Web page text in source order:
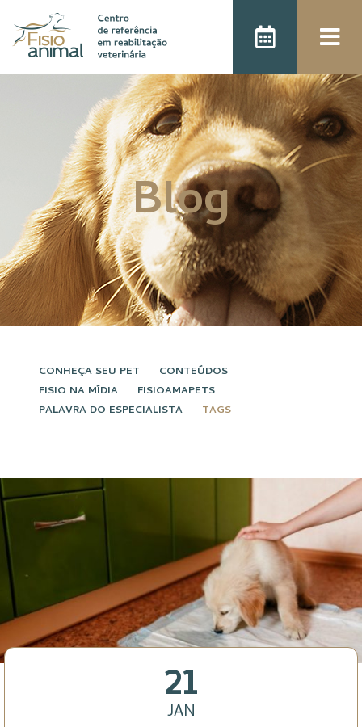
Blog
CONHEÇA SEU PET
CONTEÚDOS
FISIO NA MÍDIA
FISIOAMAPETS
PALAVRA DO ESPECIALISTA
TAGS
21
JAN